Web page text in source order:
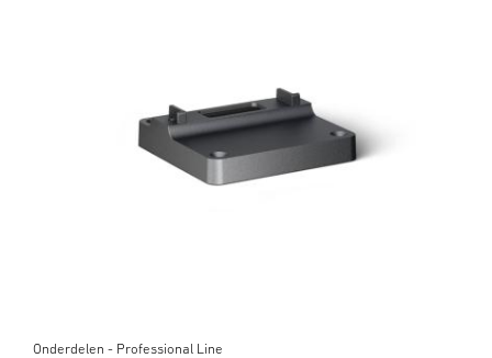
Onderdelen - Professional Line